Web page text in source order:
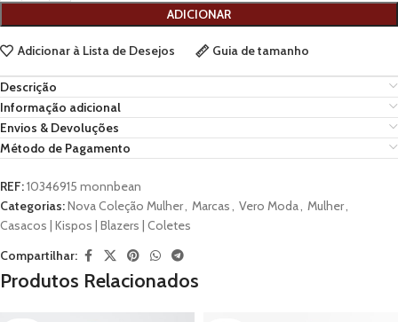
ADICIONAR
Adicionar à Lista de Desejos Guia de tamanho
Descrição
Informação adicional
Envios & Devoluções
Método de Pagamento
REF:10346915 monnbean
Categorias:Nova Coleção Mulher Marcas Vero Moda Mulher
Casacos | Kispos | Blazers | Coletes
Compartilhar:
Produtos Relacionados